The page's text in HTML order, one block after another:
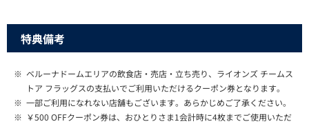
特典備考
※ ベルーナドームエリアの飲食店・売店・立ち売り、ライオンズ チームス
トア フラッグスの支払いでご利用いただけるクーポン券となります。
※ 一部ご利用になれない店舗もございます。あらかじめご了承ください。
※ ￥500 OFFクーポン券は、おひとりさま1会計時に4枚までご使用いただ